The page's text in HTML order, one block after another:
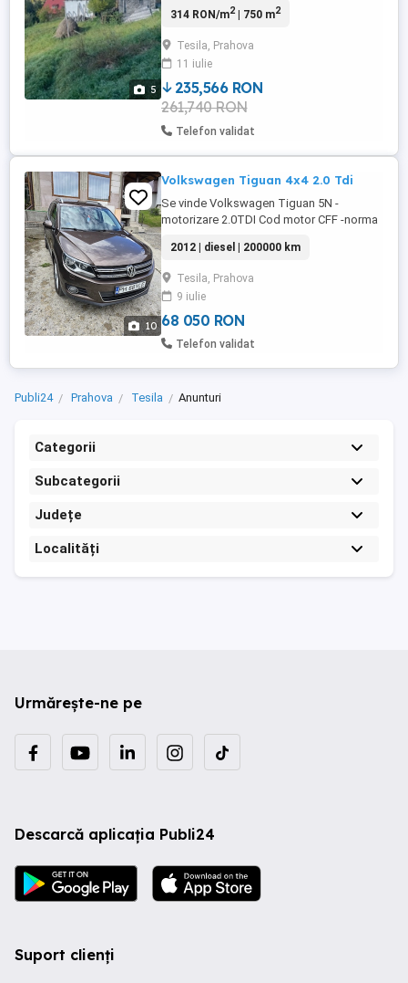
5
proprietate formată din teren de 750 mp și
pentru locuință personală sau investiție
(casă de vacanță pensiune). Imobilul este
amplasat ...
314 RON/m2| 750 m2
Tesila, Prahova
11 iulie
235,566 RON
261,740 RON
Telefon validat
10
Volkswagen Tiguan 4x4 2.0 Tdi
Se vinde Volkswagen Tiguan 5N -
motorizare 2.0TDI Cod motor CFF -norma
automata DSG 7 rapoarte -senzori parcare
360 -camera marsarier originala -navigatie
originala cu BT -comenzi volan -senzor
lumini+senzori ploaie -Park Asist
(parchează singura) -scaune ...
2012 | diesel | 200000 km
Tesila, Prahova
9 iulie
68 050 RON
Telefon validat
Publi24 Prahova Tesila Anunturi
Categorii
Subcategorii
Județe
Localități
Urmărește-ne pe
Descarcă aplicația Publi24
Suport clienți